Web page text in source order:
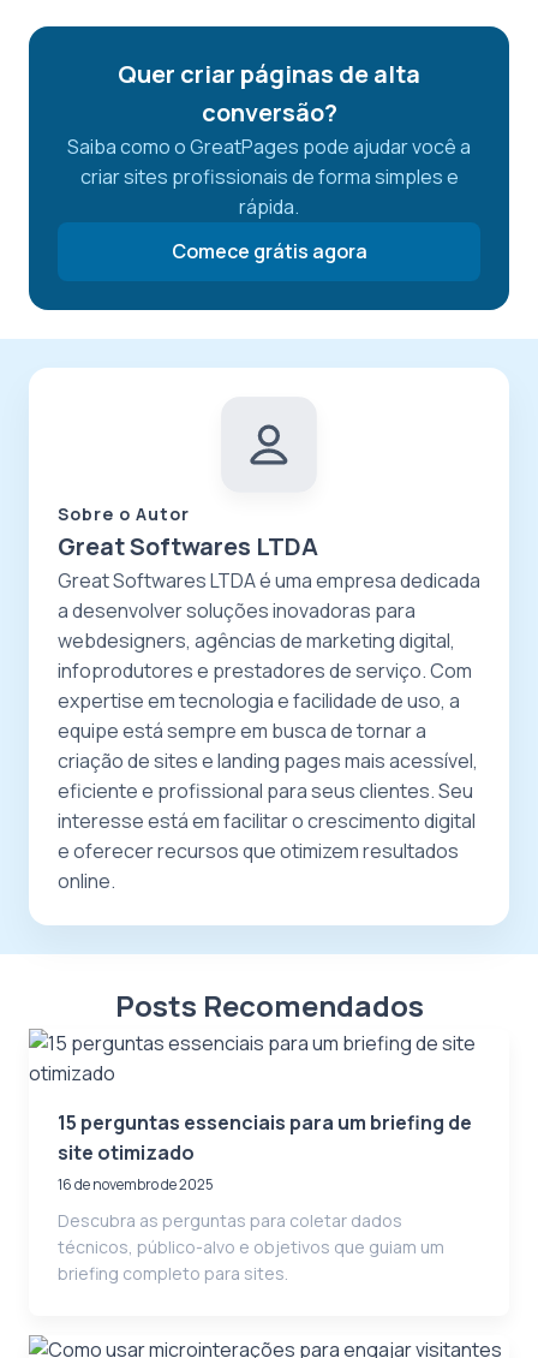
Quer criar páginas de alta
conversão?
Saiba como o GreatPages pode ajudar você a
criar sites profissionais de forma simples e
rápida.
Comece grátis agora
Sobre o Autor
Great Softwares LTDA
Great Softwares LTDA é uma empresa dedicada
a desenvolver soluções inovadoras para
webdesigners, agências de marketing digital,
infoprodutores e prestadores de serviço. Com
expertise em tecnologia e facilidade de uso, a
equipe está sempre em busca de tornar a
criação de sites e landing pages mais acessível,
eficiente e profissional para seus clientes. Seu
interesse está em facilitar o crescimento digital
e oferecer recursos que otimizem resultados
online.
Posts Recomendados
15 perguntas essenciais para um briefing de
site otimizado
16 de novembro de 2025
Descubra as perguntas para coletar dados
técnicos, público-alvo e objetivos que guiam um
briefing completo para sites.